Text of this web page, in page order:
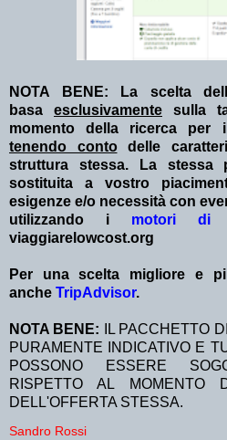
NOTA BENE: La scelta
basa esclusivamente sulla
momento della ricerca per
tenendo contodelle
struttura stessa. La stessa
sostituita a vostro
esigenze e/o necessità con
utilizzando i motori di
viaggiarelowcost.org
Per una scelta migliore e
anche TripAdvisor.
NOTA BENE: IL PACCHETTO
PURAMENTE INDICATIVO E
POSSONO ESSERE
RISPETTO AL MOMENTO
DELL'OFFERTA STESSA.
Sandro Rossi